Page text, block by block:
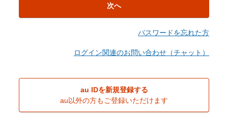
次へ
パスワードを忘れた方
ログイン関連のお問い合わせ（チャット）
au IDを新規登録する
au以外の方もご登録いただけます